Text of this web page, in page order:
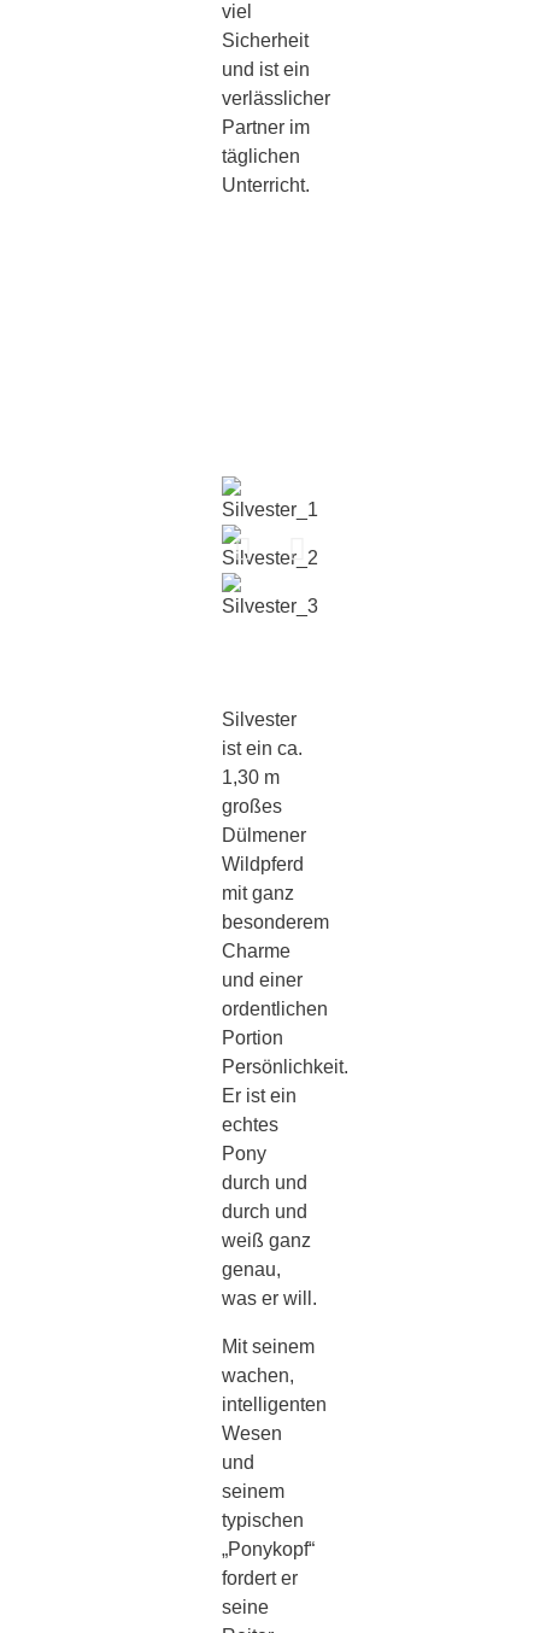
viel
Sicherheit
und ist ein
verlässlicher
Partner im
täglichen
Unterricht.
Silvester
ist ein ca.
1,30 m
großes
Dülmener
Wildpferd
mit ganz
besonderem
Charme
und einer
ordentlichen
Portion
Persönlichkeit.
Er ist ein
echtes
Pony
durch und
durch und
weiß ganz
genau,
was er will.
Mit seinem
wachen,
intelligenten
Wesen
und
seinem
typischen
„Ponykopf“
fordert er
seine